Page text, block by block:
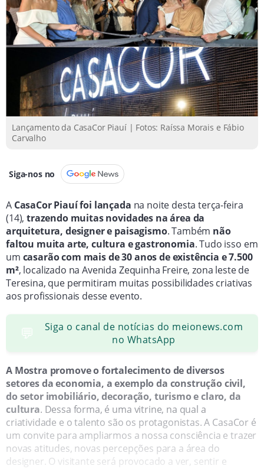
Lançamento da CasaCor Piauí | Fotos: Raíssa Morais e Fábio
Carvalho
Siga-nos no
A CasaCor Piauí foi lançada na noite desta terça-feira
(14),trazendo muitas novidades na área da
arquitetura, designer e paisagismo. Também não
faltou muita arte, cultura e gastronomia. Tudo isso em
um casarão com mais de 30 anos de existência e 7.500
m², localizado na Avenida Zequinha Freire, zona leste de
Teresina, que permitiram muitas possibilidades criativas
aos profissionais desse evento.
💬
Siga o canal de notícias do meionews.com
no WhatsApp
A Mostra promove o fortalecimento de diversos
setores da economia, a exemplo da construção civil,
do setor imobiliário, decoração, turismo e claro, da
cultura. Dessa forma, é uma vitrine, na qual a
criatividade e o talento são os protagonistas. A CasaCor é
um convite para ampliarmos a nossa consciência e trazer
novas atitudes, novas percepções para a área do
designer. O visitante será provocado a ver, sentir e